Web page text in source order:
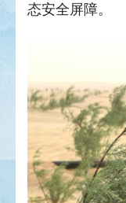
态安全屏障。